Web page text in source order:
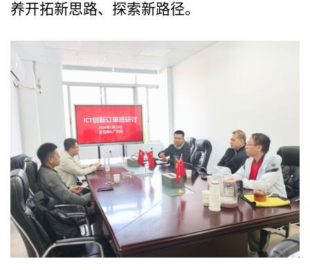
养开拓新思路、探索新路径。